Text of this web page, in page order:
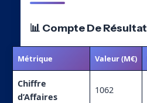
📊 Compte De Résultat
Métrique Valeur (M€)
Chiffre
d’Affaires
1062